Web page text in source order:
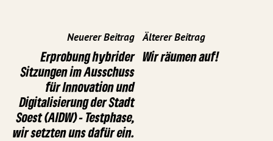
Neuerer Beitrag
Erprobung hybrider
Sitzungen im Ausschuss
für Innovation und
Digitalisierung der Stadt
Soest (AIDW) - Testphase,
wir setzten uns dafür ein.
Älterer Beitrag
Wir räumen auf!